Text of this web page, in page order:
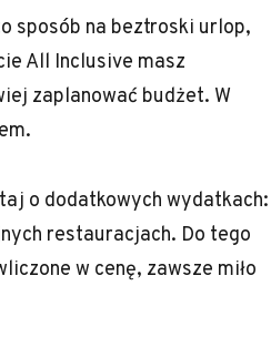
sposób na beztroski urlop,
All Inclusive masz
zaplanować budżet. W
o dodatkowych wydatkach:
restauracjach. Do tego
w cenę, zawsze miło